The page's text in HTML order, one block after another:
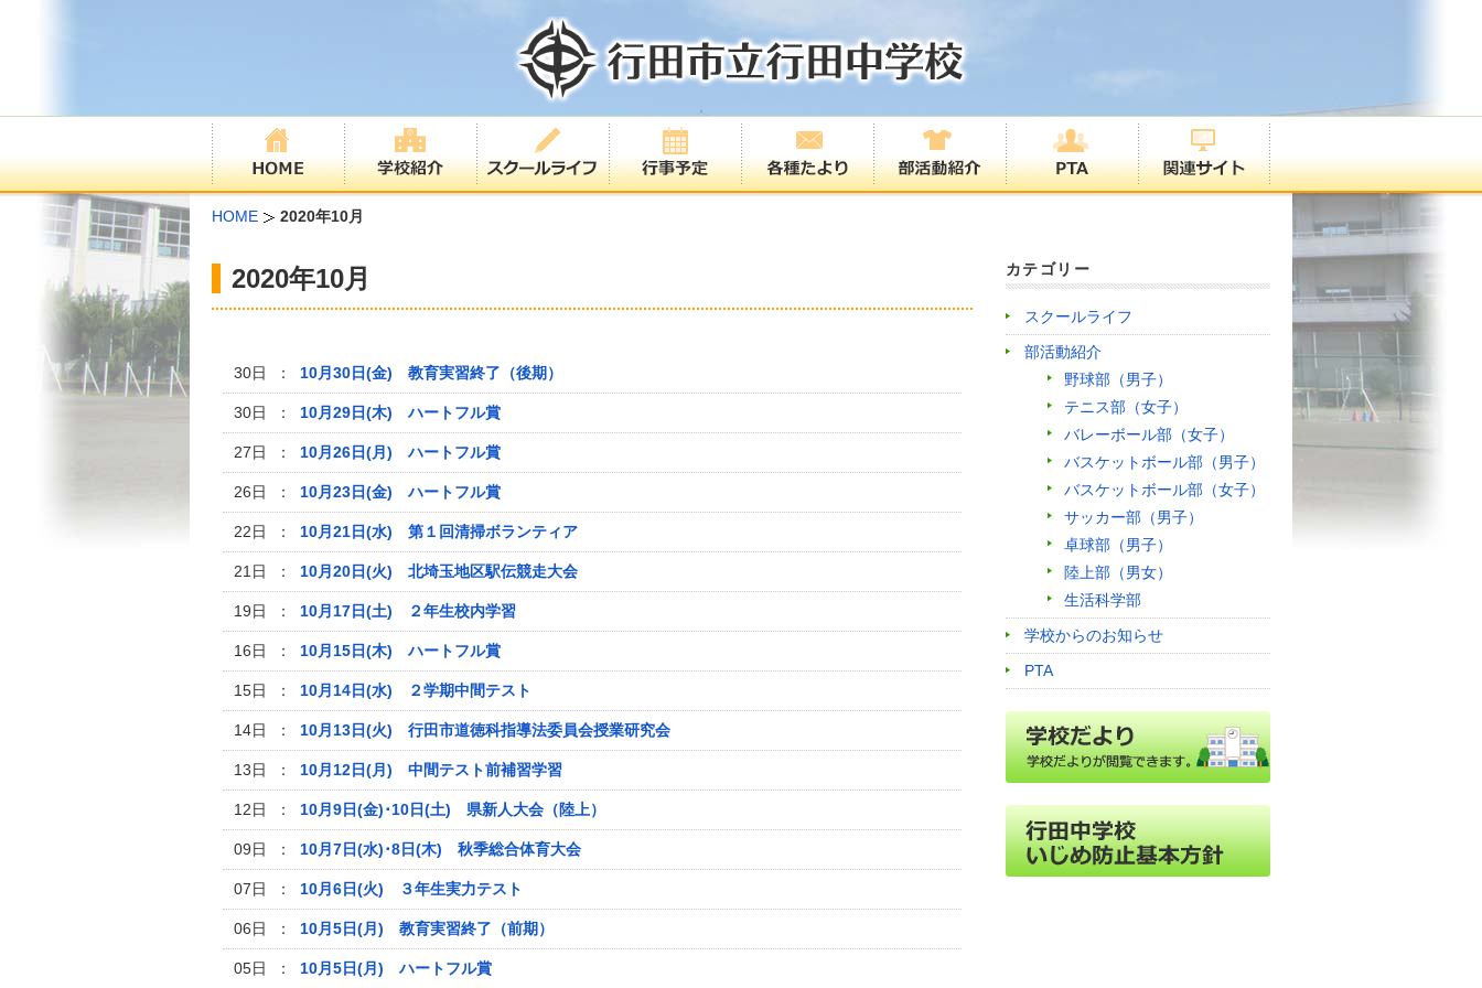
HOME 2020年10月
2020年10月
30日 ： 10月30日(金) 教育実習終了（後期）
30日 ： 10月29日(木) ハートフル賞
27日 ： 10月26日(月) ハートフル賞
26日 ： 10月23日(金) ハートフル賞
22日 ： 10月21日(水) 第１回清掃ボランティア
21日 ： 10月20日(火) 北埼玉地区駅伝競走大会
19日 ： 10月17日(土) ２年生校内学習
16日 ： 10月15日(木) ハートフル賞
15日 ： 10月14日(水) ２学期中間テスト
14日 ： 10月13日(火) 行田市道徳科指導法委員会授業研究会
13日 ： 10月12日(月) 中間テスト前補習学習
12日 ： 10月9日(金)･10日(土) 県新人大会（陸上）
09日 ： 10月7日(水)･8日(木) 秋季総合体育大会
07日 ： 10月6日(火) ３年生実力テスト
06日 ： 10月5日(月) 教育実習終了（前期）
05日 ： 10月5日(月) ハートフル賞
カテゴリー
スクールライフ
部活動紹介
野球部（男子）
テニス部（女子）
バレーボール部（女子）
バスケットボール部（男子）
バスケットボール部（女子）
サッカー部（男子）
卓球部（男子）
陸上部（男女）
生活科学部
学校からのお知らせ
PTA